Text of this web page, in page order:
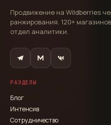
Продвижение на Wildberries
ранжирования. 120+
отдел аналитики.
РАЗДЕЛЫ
Блог
Интенсив
Сотрудничество